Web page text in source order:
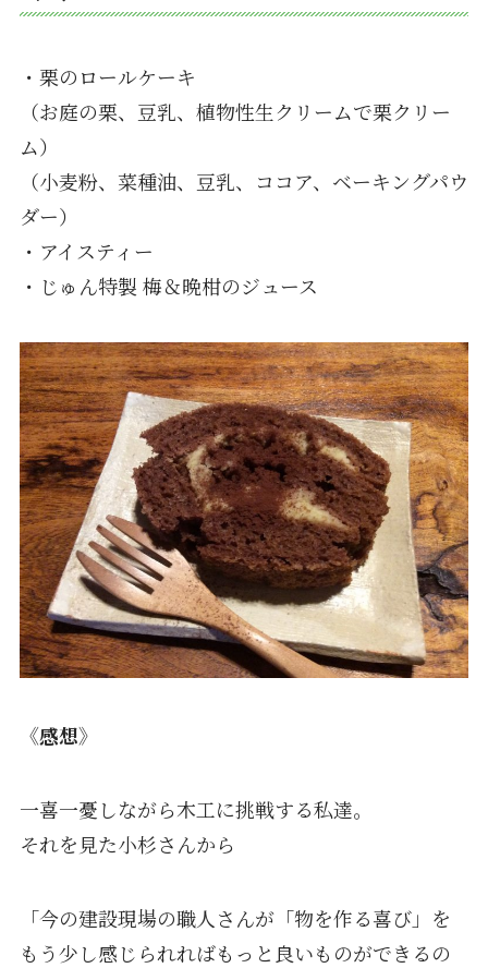
・栗のロールケーキ
（お庭の栗、豆乳、植物性生クリームで栗クリー
ム）
（小麦粉、菜種油、豆乳、ココア、ベーキングパウ
ダー）
・アイスティー
・じゅん特製 梅＆晩柑のジュース
《感想》
一喜一憂しながら木工に挑戦する私達。
それを見た小杉さんから
「今の建設現場の職人さんが「物を作る喜び」を
もう少し感じられればもっと良いものができるの